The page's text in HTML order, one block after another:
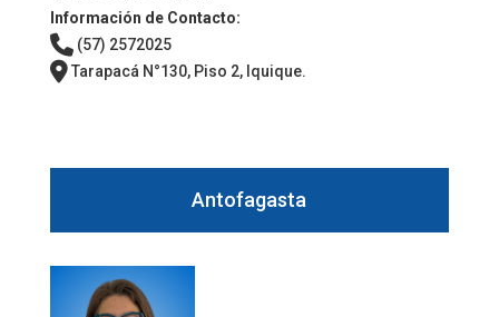
Información de Contacto:
(57) 2572025
Tarapacá N°130, Piso 2, Iquique.
Antofagasta